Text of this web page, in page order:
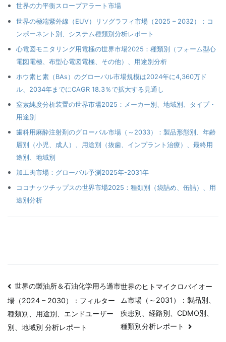
世界の力平衡スロープアラート市場
世界の極端紫外線（EUV）リソグラフィ市場（2025 – 2032）：コ
ンポーネント別、システム種類別分析レポート
心電図モニタリング用電極の世界市場2025：種類別（フォーム型心
電図電極、布型心電図電極、その他）、用途別分析
ホウ素ヒ素（BAs）のグローバル市場規模は2024年に4,360万ド
ル、2034年までにCAGR 18.3％で拡大する見通し
窒素純度分析装置の世界市場2025：メーカー別、地域別、タイプ・
用途別
歯科用麻酔注射剤のグローバル市場（～2033）：製品形態別、年齢
層別（小児、成人）、用途別（抜歯、インプラント治療）、最終用
途別、地域別
加工肉市場：グローバル予測2025年-2031年
ココナッツチップスの世界市場2025：種類別（袋詰め、缶詰）、用
途別分析
投
稿
ナ
世界の製油所＆石油化学用ろ過市
場（2024 – 2030）：フィルター
種類別、用途別、エンドユーザー
別、地域別 分析レポート
世界のヒトマイクロバイオー
ム市場（～2031）：製品別、
疾患別、経路別、CDMO別、
種類別分析レポート